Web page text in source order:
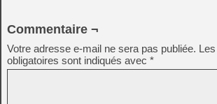
Commentaire ¬
Votre adresse e-mail ne sera pas publiée.
obligatoires sont indiqués avec *